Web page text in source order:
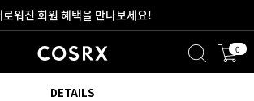
2만원 이상 무료 배송
새로워진 회원 혜택을 만나보세요! 0
DETAILS